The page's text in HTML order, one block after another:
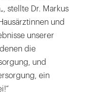
stellte Dr. Markus
und
unserer
die
und
ein